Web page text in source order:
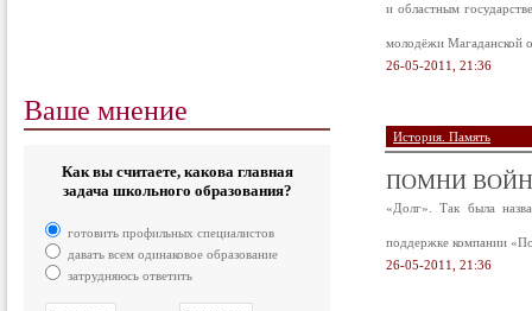
Ваше мнение
Как вы считаете, какова главная
задача школьного образования?
готовить профильных специалистов
давать всем одинаковое образование
затрудняюсь ответить
и областным
молодёжи Магаданской
26-05-2011, 21:36
История. Память
ПОМНИ
«Долг». Так была
поддержке компании
26-05-2011, 21:36